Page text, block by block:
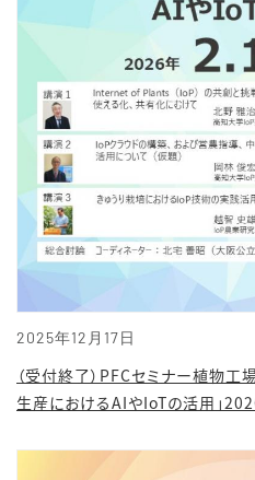
2025年12月17日
（受付終了）PFCセミナー植物工
生産におけるAIやIoTの活用」